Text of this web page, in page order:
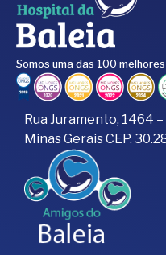
Somos uma das 100
Rua Juramento, 1464
Minas Gerais CEP.